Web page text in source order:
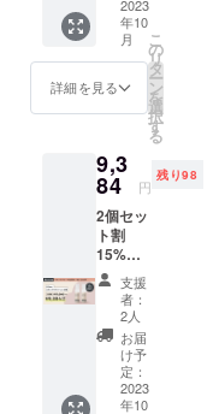
がござ
いま
す。予
めご了
承くだ
は予告
なく変
更にな
る場合
がござ
いま
す。予
めご了
承くだ
さい。
15%OF
F リ
ター
ン：
&Stem
スキン
ケア泡
ション
×1個
&Stem
スキン
ケア泡
ロー
ション
×1個 一
般販売
価格
（税込
11,213
円予
2023
年10
月
詳細を見る
こ
の
リ
タ
ー
ン
を
選
択
す
る
9,3
84 円
残り98
2個セッ
ト割
15%OF
F リ
ター
ン：
&Stem
スキン
ケアク
リーム
×2個 一
支援
者：
2人
お届
け予
定：
2023
年10